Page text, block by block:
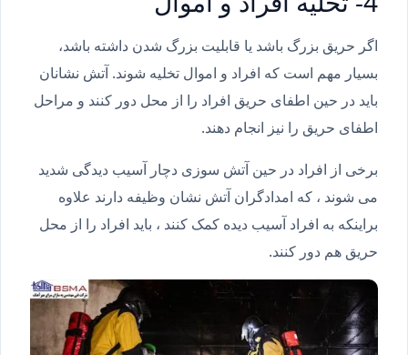
اگر حریق بزرگ باشد یا قابلیت بزرگ شدن داشته باشد،
بسیار مهم است که افراد و اموال تخلیه شوند. آتش نشانان
باید در حین اطفای حریق افراد را از محل دور کنند و مراحل
اطفای حریق را نیز انجام دهند.
برخی از افراد در حین آتش سوزی دچار آسیب دیدگی شدید
می شوند ، که امدادگران آتش نشان وظیفه دارند علاوه
براینکه به افراد آسیب دیده کمک کنند ، باید افراد را از محل
حریق هم دور کنند.